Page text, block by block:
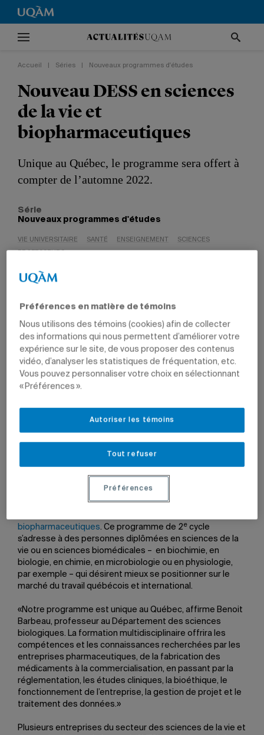
Accueil Séries Nouveaux programmes d'études
Nouveau DESS en sciences
de la vie et
biopharmaceutiques
Unique au Québec, le programme sera offert à
compter de l’automne 2022.
Série
Nouveaux programmes d'études
VIE UNIVERSITAIRE SANTÉ ENSEIGNEMENT
SCIENCES
PROFESSEURS
Jean-François Ducharme
25 janvier 2022 à 11 h 01
Mis à jour le 22 janvier 2024 à 11 h 09
Le programme de 2ecycle s’adresse à des
personnes diplômées en sciences de la vie ou en
sciences biomédicales qui désirent mieux se
positionner sur le marché du travail québécois et
international.
Photo: Nathalie St-Pierre
À compter de l’automne 2022, la Faculté des sciences
biopharmaceutiques. Ce programme de 2 e cycle
s’adresse à des personnes diplômées en sciences de la
vie ou en sciences biomédicales – en biochimie, en
biologie, en chimie, en microbiologie ou en physiologie,
par exemple – qui désirent mieux se positionner sur le
marché du travail québécois et international.
«Notre programme est unique au Québec, affirme Benoit
Barbeau, professeur au Département des sciences
biologiques. La formation multidisciplinaire offrira les
compétences et les connaissances recherchées par les
entreprises pharmaceutiques, de la fabrication des
médicaments à la commercialisation, en passant par la
réglementation, les études cliniques, la bioéthique, le
fonctionnement de l’entreprise, la gestion de projet et le
traitement des données.»
Plusieurs entreprises du secteur des sciences de la vie et
Préférences en matière de témoins
Nous utilisons des témoins (cookies) afin de collecter
des informations qui nous permettent d’améliorer votre
expérience sur le site, de vous proposer des contenus
vidéo, d’analyser les statistiques de fréquentation, etc.
Vous pouvez personnaliser votre choix en sélectionnant
« Préférences ».
Tout refuser
Autoriser les témoins
Préférences